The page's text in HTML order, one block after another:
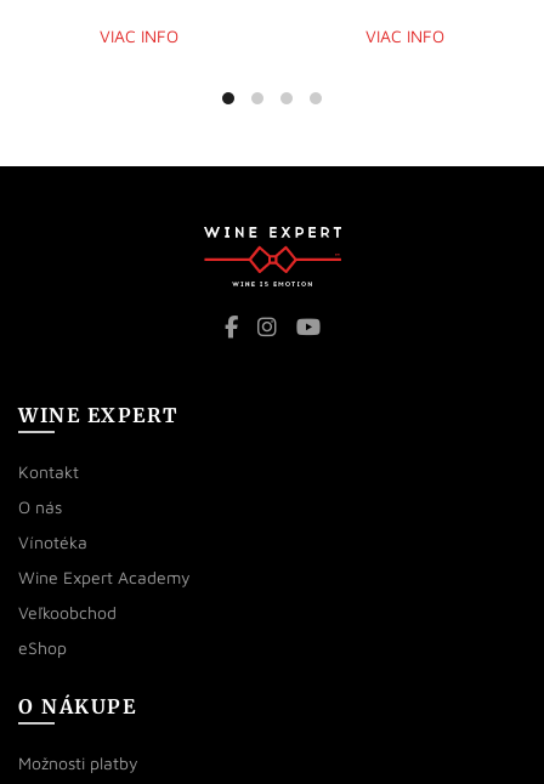
VIAC INFO VIAC INFO
WINE EXPERT
Kontakt
O nás
Vínotéka
Wine Expert Academy
Veľkoobchod
eShop
O NÁKUPE
Možnosti platby